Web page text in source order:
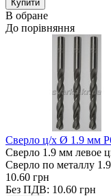
В обране
До порівняння
Сверло ц/х Ø 1.9 мм
Сверло 1.9 мм левое
Сверло по металлу
10.60 грн
Без ПДВ: 10.60 грн